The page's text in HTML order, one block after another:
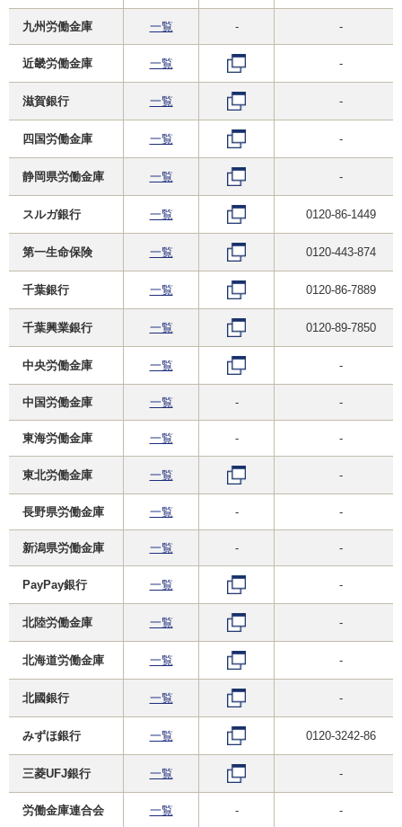
九州労働金庫 一覧 - -
近畿労働金庫 一覧 -
滋賀銀行 一覧 -
四国労働金庫 一覧 -
静岡県労働金庫 一覧 -
スルガ銀行 一覧 0120-86-1449
第一生命保険 一覧 0120-443-874
千葉銀行 一覧 0120-86-7889
千葉興業銀行 一覧 0120-89-7850
中央労働金庫 一覧 -
中国労働金庫 一覧 - -
東海労働金庫 一覧 - -
東北労働金庫 一覧 -
長野県労働金庫 一覧 - -
新潟県労働金庫 一覧 - -
PayPay銀行 一覧 -
北陸労働金庫 一覧 -
北海道労働金庫 一覧 -
北國銀行 一覧 -
みずほ銀行 一覧 0120-3242-86
三菱UFJ銀行 一覧 -
労働金庫連合会 一覧 - -